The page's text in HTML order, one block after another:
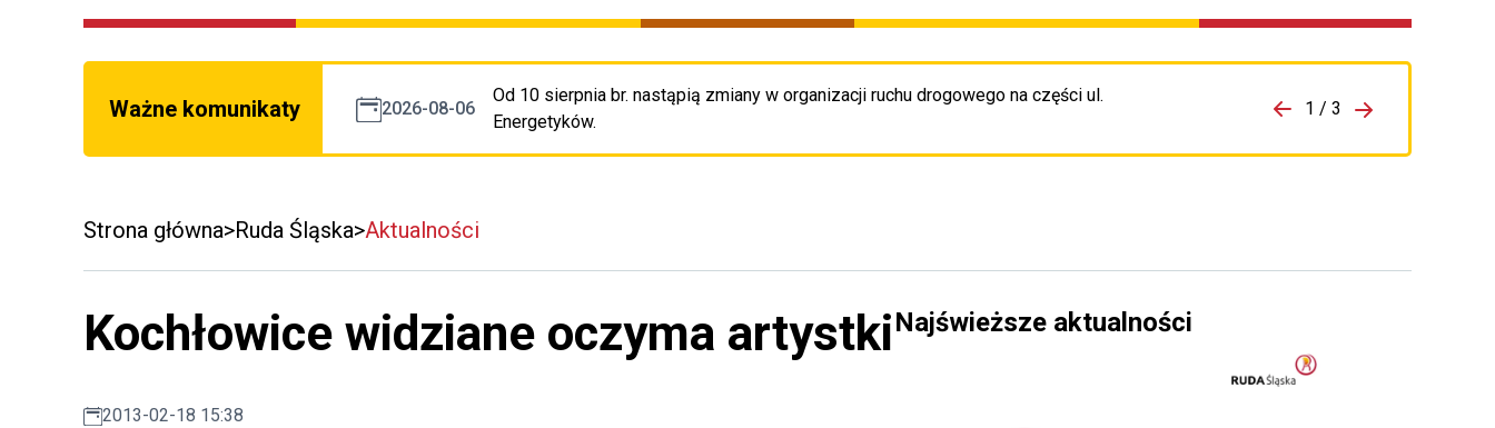
Ważne komunikaty 2026-08-06
Od 10 sierpnia br. nastąpią zmiany w organizacji ruchu drogowego na części ul.
Energetyków.
Przejdź do porzpedniego komunikatu 1 / 3
Przejdź do
Strona główna Ruda Śląska Aktualności
Kochłowice widziane oczyma artystki
2013-02-18 15:38
Najświeższe aktualności